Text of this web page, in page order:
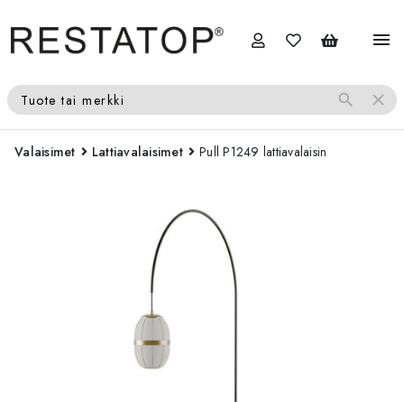
menu
Tuote tai merkki search close
Valaisimet Lattiavalaisimet Pull P1249 lattiavalaisin